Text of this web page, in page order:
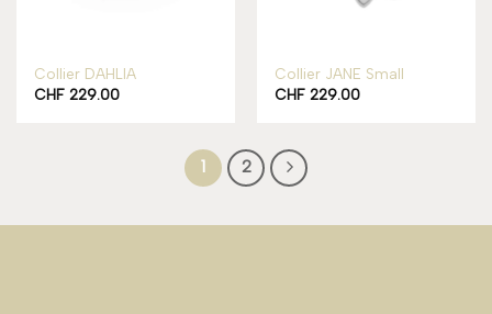
Collier DAHLIA
CHF 229.00
Collier JANE Small
CHF 229.00
1 2